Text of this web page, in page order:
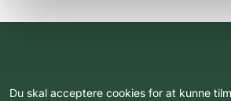
Du skal acceptere cookies for at kunne